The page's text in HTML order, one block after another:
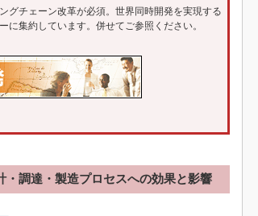
チェーン改革が必須。世界同時開発を実現する
に集約しています。併せてご参照ください。
・調達・製造プロセスへの効果と影響